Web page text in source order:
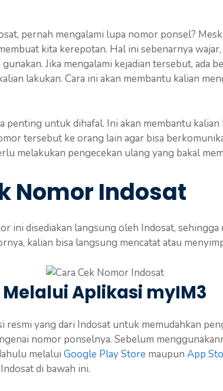
pernah mengalami lupa nomor ponsel?
kita kerepotan. Hal ini sebenarnya
Jika mengalami kejadian tersebut, ada
lakukan. Cara ini akan membantu kalian
penting untuk dihafal. Ini akan membantu
tersebut ke orang lain agar bisa
melakukan pengecekan ulang yang bakal
Nomor Indosat
ini disediakan langsung oleh Indosat, sehingga
kalian bisa langsung mencatat atau
Melalui Aplikasi myIM3
resmi yang dari Indosat untuk memudahkan
nomor ponselnya. Sebelum
melalui Google Play Store maupun App
di bawah ini.